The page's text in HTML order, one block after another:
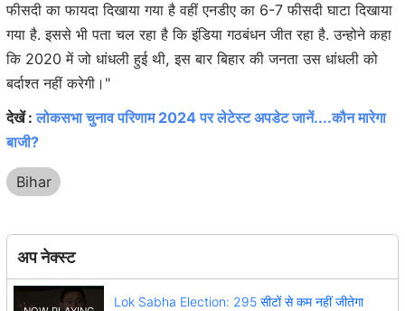
फीसदी का फायदा दिखाया गया है वहीं एनडीए का 6-7 फीसदी घाटा दिखाया
गया है. इससे भी पता चल रहा है कि इंडिया गठबंधन जीत रहा है. उन्होने कहा
कि 2020 में जो धांधली हुई थी, इस बार बिहार की जनता उस धांधली को
बर्दाश्त नहीं करेगी।"
देखें :लोकसभा चुनाव परिणाम 2024 पर लेटेस्ट अपडेट जानें....कौन मारेगा
बाजी?
Bihar
अप नेक्स्ट
Lok Sabha Election: 295 सीटों से कम नहीं जीतेगा